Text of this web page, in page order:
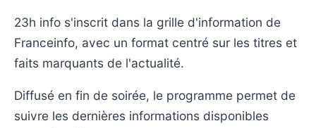
23h info s'inscrit dans la grille d'information de
Franceinfo, avec un format centré sur les titres et
faits marquants de l'actualité.
Diffusé en fin de soirée, le programme permet de
suivre les dernières informations disponibles